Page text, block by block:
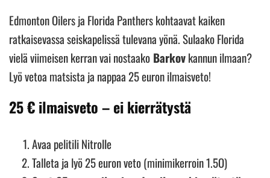
Edmonton Oilers ja Florida Panthers kohtaavat kaiken
ratkaisevassa seiskapelissä tulevana yönä. Sulaako Florida
vielä viimeisen kerran vai nostaako Barkovkannun ilmaan?
Lyö vetoa matsista ja nappaa 25 euron ilmaisveto!
25 € ilmaisveto – ei kierrätystä
Avaa pelitili Nitrolle
Talleta ja lyö 25 euron veto (minimikerroin 1.5O)